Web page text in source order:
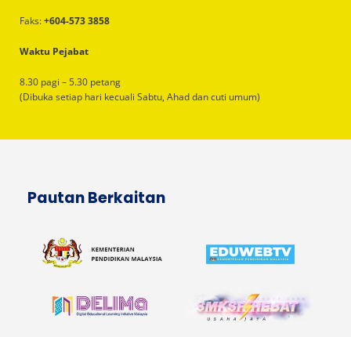
Faks:+604-573 3858
Waktu Pejabat
8.30 pagi – 5.30 petang
(Dibuka setiap hari kecuali Sabtu, Ahad dan cuti umum)
Pautan Berkaitan